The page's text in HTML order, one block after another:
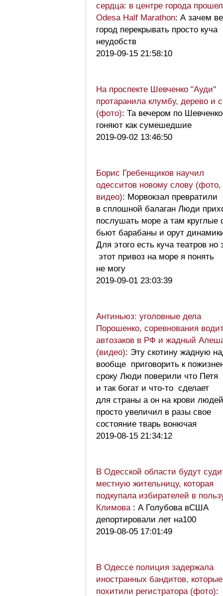
сердца: в центре города прошел
Odesa Half Marathon: А зачем
город перекрывать просто куча
неудобств
2019-09-15 21:58:10
На проспекте Шевченко "Ауди"
протаранила клумбу, дерево и
(фото): Та вечером по Шевченко
гоняют как сумешедшие
2019-09-02 13:46:50
Борис Гребенщиков научил
одесситов новому слову (фото,
видео): Морвокзал превратили
в сплошной балаган Люди
послушать море а там круглые
бьют барабаны и орут
Для этого есть куча театров но
этот привоз на море я понять
не могу
2019-09-01 23:03:39
Антиньюз: уголовные дела
Порошенко, соревнования
автозаков в РФ и жадный
(видео): Эту скотину жадную
вообще приговорить к
сроку Люди поверили что Петя
и так богат и что-то сделает
для страны а он на крови людей
просто увеличил в разы свое
состояние тварь вонючая
2019-08-15 21:34:12
В Одесской области будут
местную жительницу, которая
подкупала избирателей в
Климова : А Голубова вСША
депортировали лет на100
2019-08-05 17:01:49
В Одессе полиция задержала
иностранных бандитов, которые
похитили регистратора (фото):